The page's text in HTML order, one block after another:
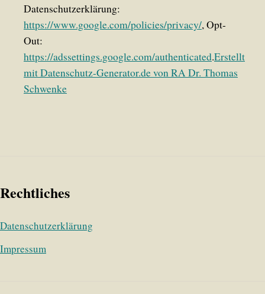
Datenschutzerklärung:
https://www.google.com/policies/privacy/, Opt-
Out:
https://adssettings.google.com/authenticated.Erstellt
mit Datenschutz-Generator.de von RA Dr. Thomas
Schwenke
Rechtliches
Datenschutzerklärung
Impressum